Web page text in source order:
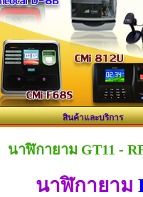
สินค้าและบริการ
นาฬิกายาม GT11 -
นาฬิกายาม